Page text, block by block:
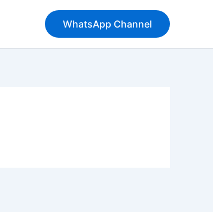
WhatsApp Channel